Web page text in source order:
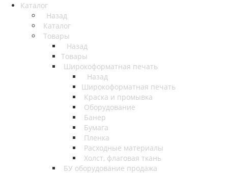
Каталог
Назад
Каталог
Товары
Назад
Товары
Широкоформатная печать
Назад
Широкоформатная печать
Краска и промывка
Оборудование
Банер
Бумага
Пленка
Расходные материалы
Холст, флаговая ткань
БУ оборудование продажа